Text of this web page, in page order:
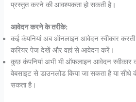
प्रस्तुत करने की आवश्यकता हो सकती है।
आवेदन करने के तरीके:
कई कंपनियां अब ऑनलाइन आवेदन स्वीकार
करियर पेज देखें और वहां से आवेदन करें।
कुछ कंपनियां अभी भी ऑफलाइन आवेदन स्वीकार
वेबसाइट से डाउनलोड किया जा सकता है या सीधे
सकता है।